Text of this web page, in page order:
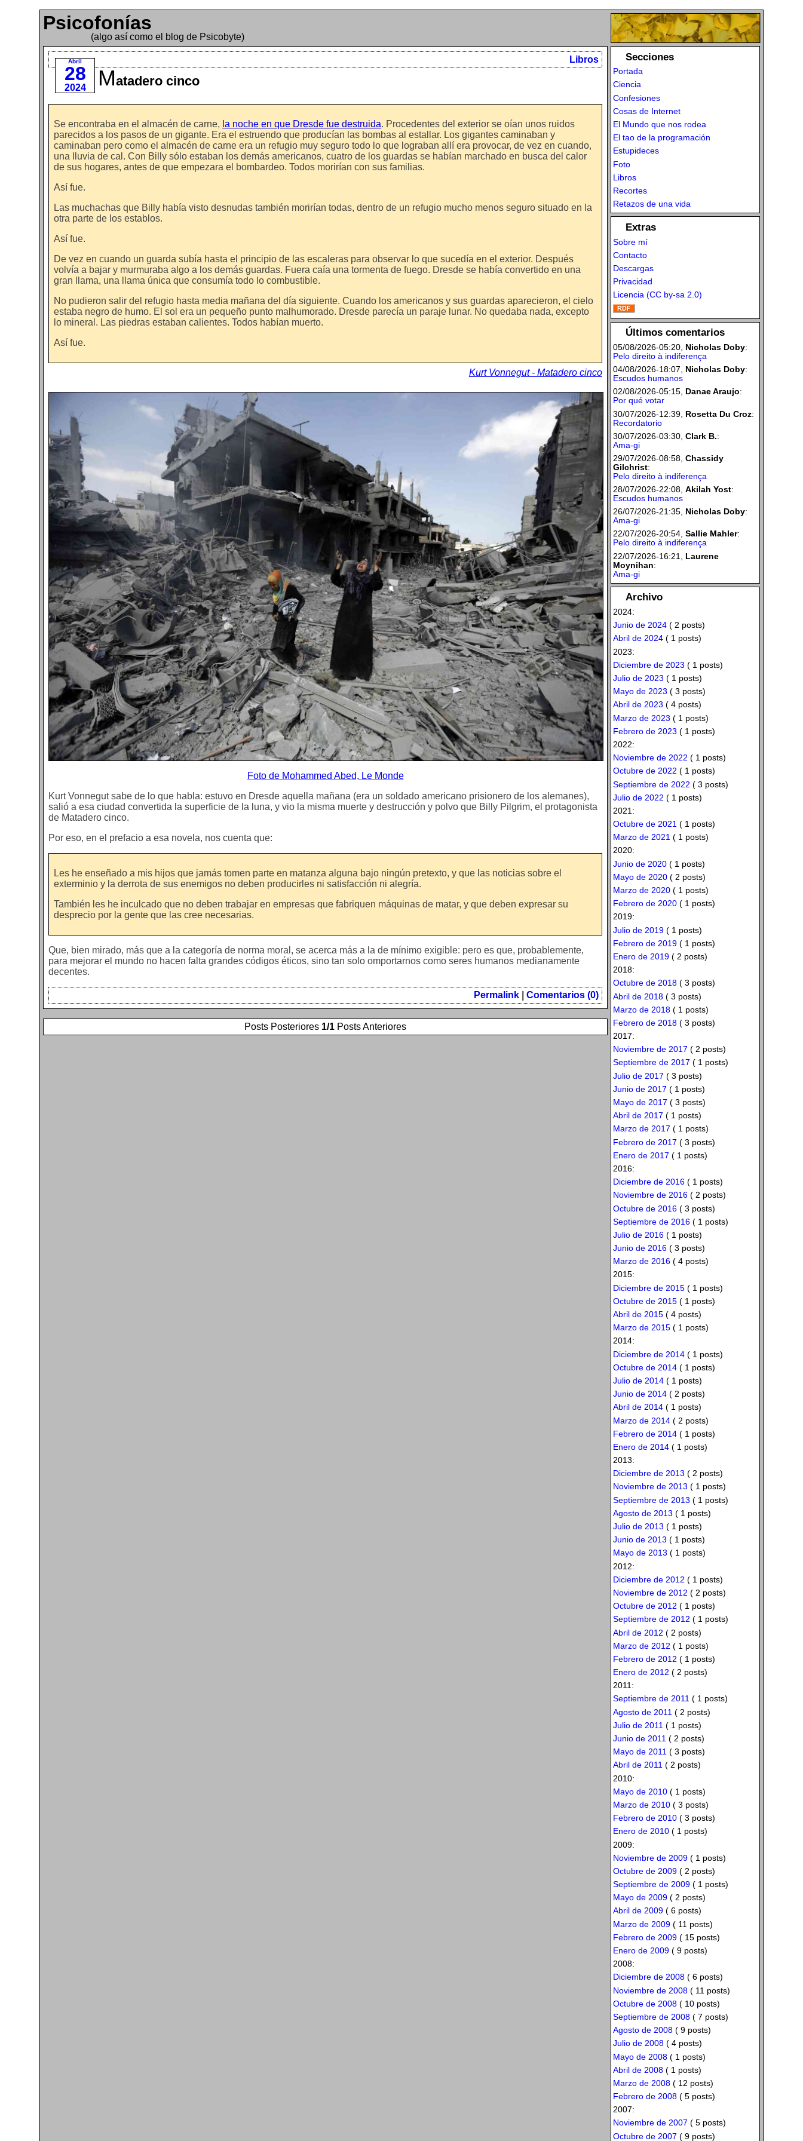
Psicofonías
(algo así como el blog de Psicobyte)
Abril
28
2024
Libros
Matadero cinco
Se encontraba en el almacén de carne, la noche en que Dresde fue destruida. Procedentes del exterior se oían unos ruidos
parecidos a los pasos de un gigante. Era el estruendo que producían las bombas al estallar. Los gigantes caminaban y
caminaban pero como el almacén de carne era un refugio muy seguro todo lo que lograban allí era provocar, de vez en cuando,
una lluvia de cal. Con Billy sólo estaban los demás americanos, cuatro de los guardas se habían marchado en busca del calor
de sus hogares, antes de que empezara el bombardeo. Todos morirían con sus familias.
Así fue.
Las muchachas que Billy había visto desnudas también morirían todas, dentro de un refugio mucho menos seguro situado en la
otra parte de los establos.
Así fue.
De vez en cuando un guarda subía hasta el principio de las escaleras para observar lo que sucedía en el exterior. Después
volvía a bajar y murmuraba algo a los demás guardas. Fuera caía una tormenta de fuego. Dresde se había convertido en una
gran llama, una llama única que consumía todo lo combustible.
No pudieron salir del refugio hasta media mañana del día siguiente. Cuando los americanos y sus guardas aparecieron, el cielo
estaba negro de humo. El sol era un pequeño punto malhumorado. Dresde parecía un paraje lunar. No quedaba nada, excepto
lo mineral. Las piedras estaban calientes. Todos habían muerto.
Así fue.
Kurt Vonnegut - Matadero cinco
Foto de Mohammed Abed, Le Monde
Kurt Vonnegut sabe de lo que habla: estuvo en Dresde aquella mañana (era un soldado americano prisionero de los alemanes),
salió a esa ciudad convertida la superficie de la luna, y vio la misma muerte y destrucción y polvo que Billy Pilgrim, el protagonista
de Matadero cinco.
Por eso, en el prefacio a esa novela, nos cuenta que:
Les he enseñado a mis hijos que jamás tomen parte en matanza alguna bajo ningún pretexto, y que las noticias sobre el
exterminio y la derrota de sus enemigos no deben producirles ni satisfacción ni alegría.
También les he inculcado que no deben trabajar en empresas que fabriquen máquinas de matar, y que deben expresar su
desprecio por la gente que las cree necesarias.
Que, bien mirado, más que a la categoría de norma moral, se acerca más a la de mínimo exigible: pero es que, probablemente,
para mejorar el mundo no hacen falta grandes códigos éticos, sino tan solo omportarnos como seres humanos medianamente
decentes.
Permalink Comentarios (0)
Posts Posteriores 1/1 Posts Anteriores
Secciones
Portada
Ciencia
Confesiones
Cosas de Internet
El Mundo que nos rodea
El tao de la programación
Estupideces
Foto
Libros
Recortes
Retazos de una vida
Extras
Sobre mí
Contacto
Descargas
Privacidad
Licencia (CC by-sa 2.0)
Últimos comentarios
05/08/2026-05:20, Nicholas Doby:
Pelo direito à indiferença
04/08/2026-18:07, Nicholas Doby:
Escudos humanos
02/08/2026-05:15, Danae Araujo:
Por qué votar
30/07/2026-12:39, Rosetta Du Croz:
Recordatorio
30/07/2026-03:30, Clark B.:
Ama-gi
29/07/2026-08:58, Chassidy
Gilchrist:
Pelo direito à indiferença
28/07/2026-22:08, Akilah Yost:
Escudos humanos
26/07/2026-21:35, Nicholas Doby:
Ama-gi
22/07/2026-20:54, Sallie Mahler:
Pelo direito à indiferença
22/07/2026-16:21, Laurene
Moynihan:
Ama-gi
Archivo
2024:
Junio de 2024( 2 posts)
Abril de 2024( 1 posts)
2023:
Diciembre de 2023 ( 1 posts)
Julio de 2023 ( 1 posts)
Mayo de 2023 ( 3 posts)
Abril de 2023 ( 4 posts)
Marzo de 2023 ( 1 posts)
Febrero de 2023 ( 1 posts)
2022:
Noviembre de 2022 ( 1 posts)
Octubre de 2022 ( 1 posts)
Septiembre de 2022 ( 3 posts)
Julio de 2022 ( 1 posts)
2021:
Octubre de 2021 ( 1 posts)
Marzo de 2021( 1 posts)
2020:
Junio de 2020( 1 posts)
Mayo de 2020( 2 posts)
Marzo de 2020( 1 posts)
Febrero de 2020( 1 posts)
2019:
Julio de 2019( 1 posts)
Febrero de 2019( 1 posts)
Enero de 2019( 2 posts)
2018:
Octubre de 2018( 3 posts)
Abril de 2018( 3 posts)
Marzo de 2018( 1 posts)
Febrero de 2018( 3 posts)
2017:
Noviembre de 2017 ( 2 posts)
Septiembre de 2017 ( 1 posts)
Julio de 2017 ( 3 posts)
Junio de 2017 ( 1 posts)
Mayo de 2017 ( 3 posts)
Abril de 2017 ( 1 posts)
Marzo de 2017 ( 1 posts)
Febrero de 2017 ( 3 posts)
Enero de 2017 ( 1 posts)
2016:
Diciembre de 2016( 1 posts)
Noviembre de 2016( 2 posts)
Octubre de 2016( 3 posts)
Septiembre de 2016( 1 posts)
Julio de 2016( 1 posts)
Junio de 2016( 3 posts)
Marzo de 2016( 4 posts)
2015:
Diciembre de 2015( 1 posts)
Octubre de 2015( 1 posts)
Abril de 2015( 4 posts)
Marzo de 2015( 1 posts)
2014:
Diciembre de 2014( 1 posts)
Octubre de 2014( 1 posts)
Julio de 2014( 1 posts)
Junio de 2014( 2 posts)
Abril de 2014( 1 posts)
Marzo de 2014( 2 posts)
Febrero de 2014( 1 posts)
Enero de 2014( 1 posts)
2013:
Diciembre de 2013 ( 2 posts)
Noviembre de 2013 ( 1 posts)
Septiembre de 2013 ( 1 posts)
Agosto de 2013 ( 1 posts)
Julio de 2013 ( 1 posts)
Junio de 2013 ( 1 posts)
Mayo de 2013 ( 1 posts)
2012:
Diciembre de 2012 ( 1 posts)
Noviembre de 2012 ( 2 posts)
Octubre de 2012 ( 1 posts)
Septiembre de 2012 ( 1 posts)
Abril de 2012 ( 2 posts)
Marzo de 2012 ( 1 posts)
Febrero de 2012 ( 1 posts)
Enero de 2012 ( 2 posts)
2011:
Septiembre de 2011( 1 posts)
Agosto de 2011 ( 2 posts)
Julio de 2011 ( 1 posts)
Junio de 2011 ( 2 posts)
Mayo de 2011 ( 3 posts)
Abril de 2011( 2 posts)
2010:
Mayo de 2010( 1 posts)
Marzo de 2010( 3 posts)
Febrero de 2010( 3 posts)
Enero de 2010( 1 posts)
2009:
Noviembre de 2009( 1 posts)
Octubre de 2009( 2 posts)
Septiembre de 2009( 1 posts)
Mayo de 2009( 2 posts)
Abril de 2009( 6 posts)
Marzo de 2009( 11 posts)
Febrero de 2009( 15 posts)
Enero de 2009( 9 posts)
2008:
Diciembre de 2008( 6 posts)
Noviembre de 2008( 11 posts)
Octubre de 2008( 10 posts)
Septiembre de 2008( 7 posts)
Agosto de 2008( 9 posts)
Julio de 2008( 4 posts)
Mayo de 2008( 1 posts)
Abril de 2008( 1 posts)
Marzo de 2008( 12 posts)
Febrero de 2008( 5 posts)
2007:
Noviembre de 2007 ( 5 posts)
Octubre de 2007 ( 9 posts)